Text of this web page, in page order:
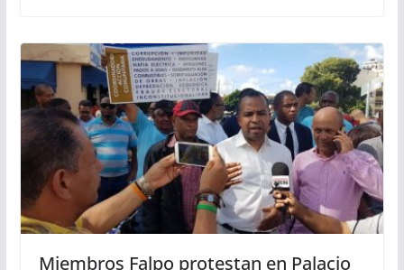
Miembros Falpo protestan en Palacio